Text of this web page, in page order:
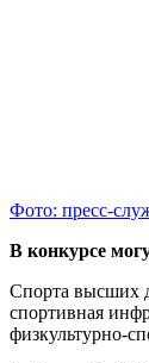
Фото: пресс-
В конкурсе
Спорта высших
спортивная
физкультурно-